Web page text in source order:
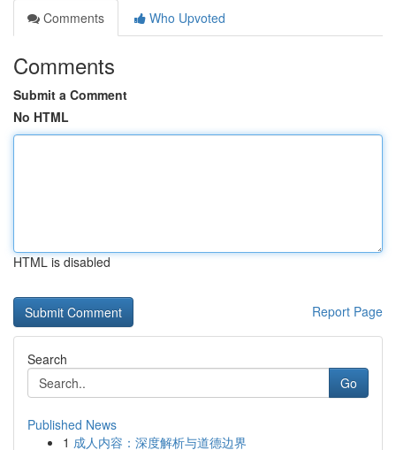
Comments
Who Upvoted
Comments
Submit a Comment
No HTML
HTML is disabled
Report Page
Search
Go
Published News
1 成人内容：深度解析与道德边界